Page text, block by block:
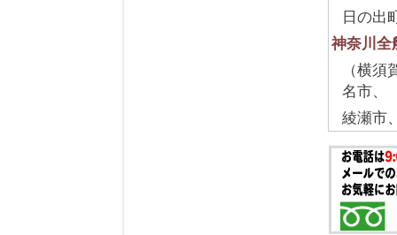
日の出
神奈川全
（横
名市、
綾瀬市